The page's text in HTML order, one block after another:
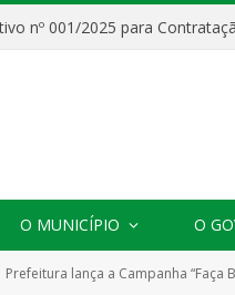
O MUNICÍPIO O
Prefeitura lança a Campanha “Faça